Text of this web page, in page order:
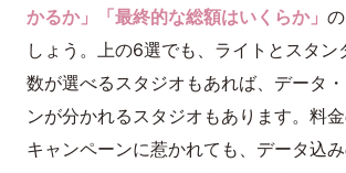
かるか」「最終的な総額はいくらか」
しょう。上の6選でも、ライトとスタン
数が選べるスタジオもあれば、データ
ンが分かれるスタジオもあります。料
キャンペーンに惹かれても、データ込